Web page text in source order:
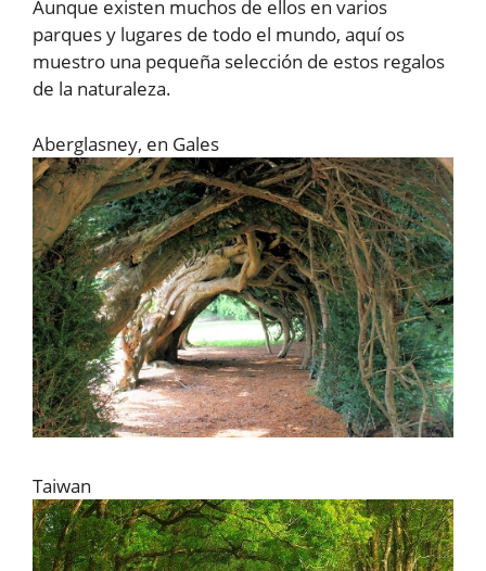
Aunque existen muchos de ellos en varios
parques y lugares de todo el mundo, aquí os
muestro una pequeña selección de estos regalos
de la naturaleza.
Aberglasney, en Gales
Taiwan